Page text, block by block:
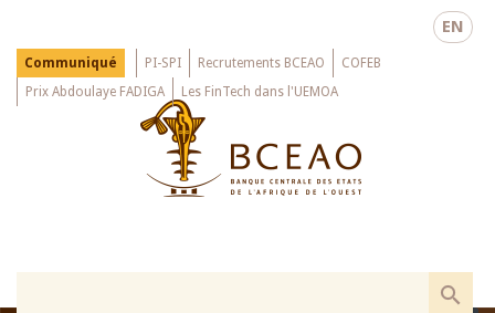
main
EN
Menu
Top
Communiqué PI-SPI Recrutements BCEAO
COFEB
Prix Abdoulaye FADIGA
Les FinTech dans l'UEMOA